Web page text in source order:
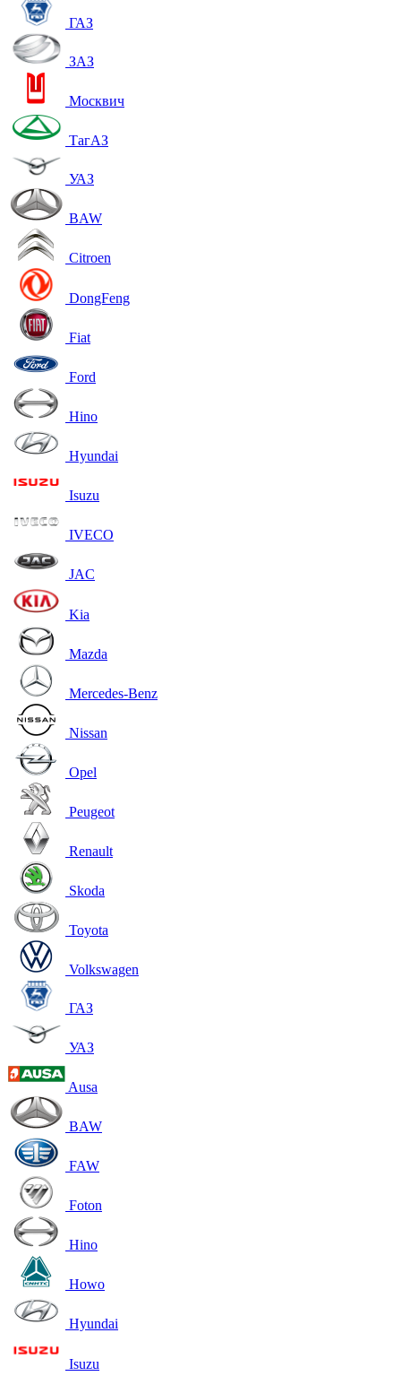
ГАЗ
ЗАЗ
Москвич
ТагАЗ
УАЗ
BAW
Citroen
DongFeng
Fiat
Ford
Hino
Hyundai
Isuzu
IVECO
JAC
Kia
Mazda
Mercedes-Benz
Nissan
Opel
Peugeot
Renault
Skoda
Toyota
Volkswagen
ГАЗ
УАЗ
Ausa
BAW
FAW
Foton
Hino
Howo
Hyundai
Isuzu